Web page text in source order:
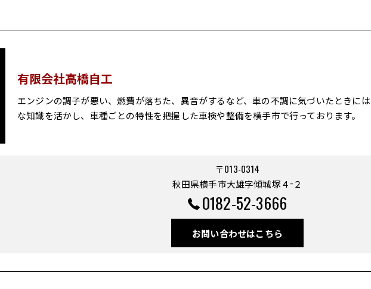
有限会社高橋自工
エンジンの調子が悪い、燃費が落ちた、異音がするなど、車の不調に気づいたときに
な知識を活かし、車種ごとの特性を把握した車検や整備を横手市で行っております。
〒013-0314
秋田県横手市大雄字傾城塚４−２
0182-52-3666
お問い合わせはこちら